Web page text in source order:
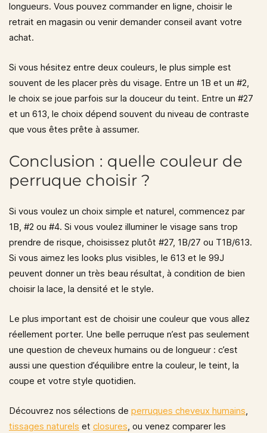
longueurs. Vous pouvez commander en ligne, choisir le
retrait en magasin ou venir demander conseil avant votre
achat.
Si vous hésitez entre deux couleurs, le plus simple est
souvent de les placer près du visage. Entre un 1B et un #2,
le choix se joue parfois sur la douceur du teint. Entre un #27
et un 613, le choix dépend souvent du niveau de contraste
que vous êtes prête à assumer.
Conclusion : quelle couleur de
perruque choisir ?
Si vous voulez un choix simple et naturel, commencez par
1B, #2 ou #4. Si vous voulez illuminer le visage sans trop
prendre de risque, choisissez plutôt #27, 1B/27 ou T1B/613.
Si vous aimez les looks plus visibles, le 613 et le 99J
peuvent donner un très beau résultat, à condition de bien
choisir la lace, la densité et le style.
Le plus important est de choisir une couleur que vous allez
réellement porter. Une belle perruque n’est pas seulement
une question de cheveux humains ou de longueur : c’est
aussi une question d’équilibre entre la couleur, le teint, la
coupe et votre style quotidien.
Découvrez nos sélections de perruques cheveux humains,
tissages naturels et closures, ou venez comparer les